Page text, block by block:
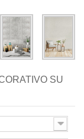
SU